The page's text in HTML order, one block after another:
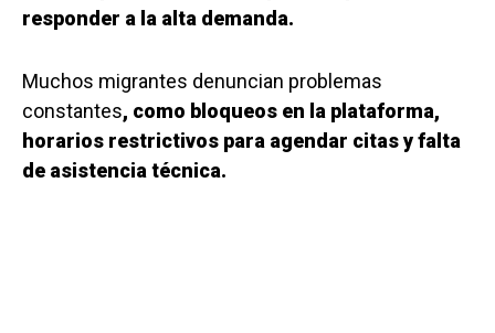
responder a la alta demanda.
Muchos migrantes denuncian problemas
constantes, como bloqueos en la plataforma,
horarios restrictivos para agendar citas y falta
de asistencia técnica.